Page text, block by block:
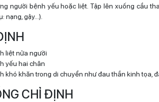
người bệnh yếu hoặc liệt. Tập lên xuống cầu
nạng, gậy…).
liệt nửa người
yếu hai chân
khó khăn trong di chuyển như đau thần kinh tọa,
CHỈ ĐỊNH